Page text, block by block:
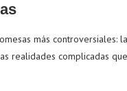
más controversiales:
realidades complicadas